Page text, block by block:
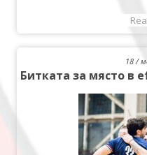
18 /
Битката за място в